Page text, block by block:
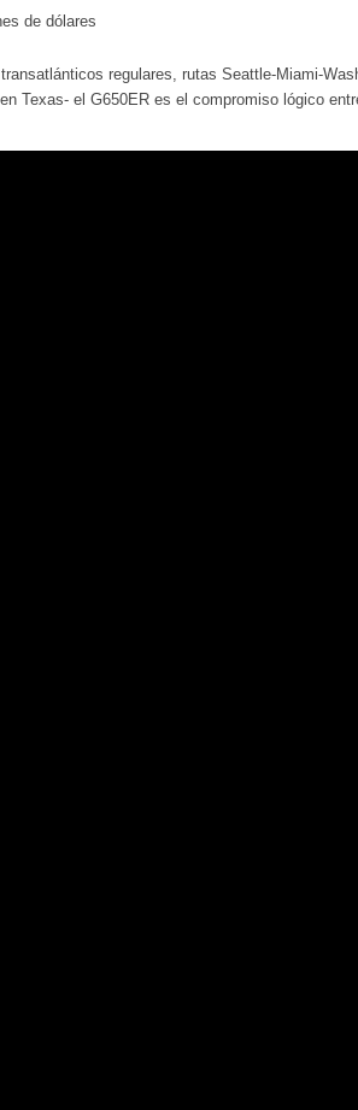
de dólares
regulares, rutas Seattle-Miami-
Texas- el G650ER es el compromiso lógico